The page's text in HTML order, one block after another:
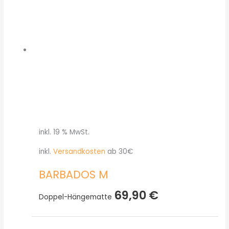
inkl. 19 % MwSt.
inkl. Versandkosten ab 30€
BARBADOS M
Doppel-Hängematte 69,90€